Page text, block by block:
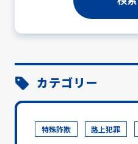
カテゴリー
特殊詐欺 路上犯罪